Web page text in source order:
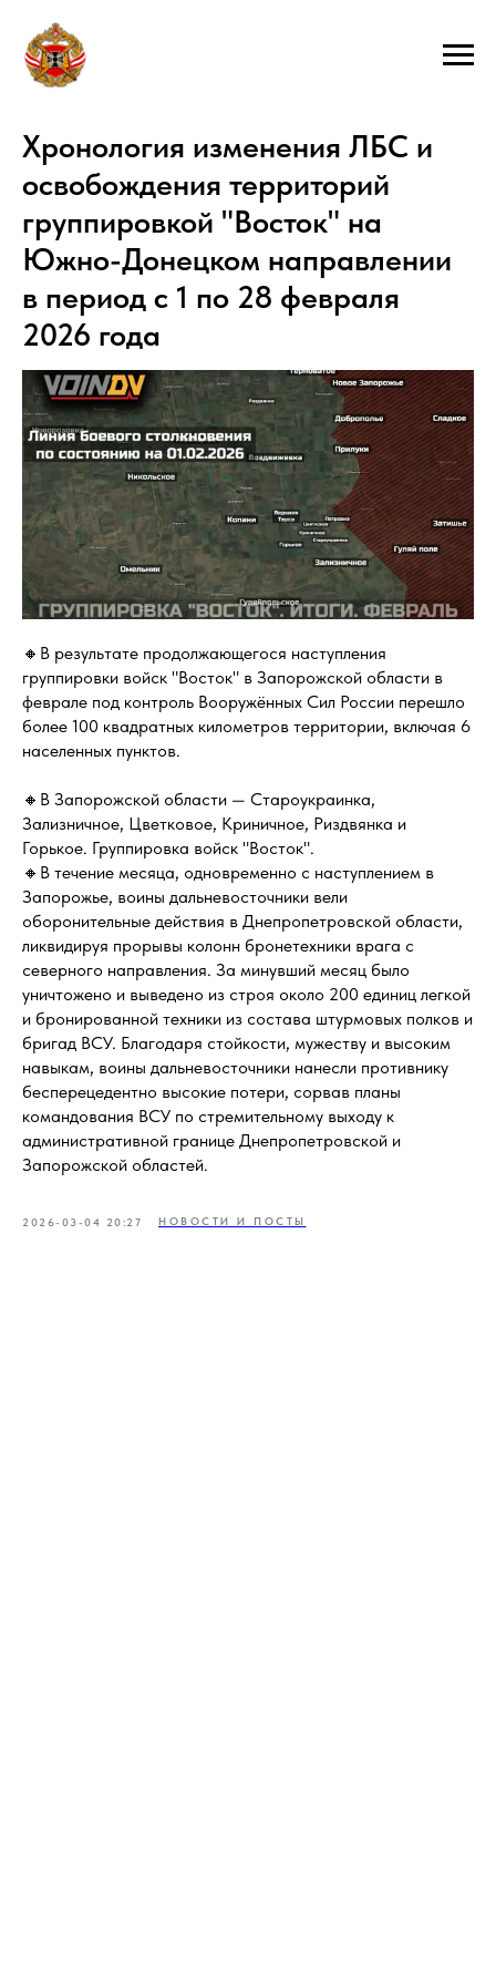
Хронология изменения ЛБС и
освобождения территорий
группировкой "Восток" на
Южно-Донецком направлении
в период с 1 по 28 февраля
2026 года
🔸В результате продолжающегося наступления
группировки войск "Восток" в Запорожской области в
феврале под контроль Вооружённых Сил России перешло
более 100 квадратных километров территории, включая 6
населенных пунктов.
🔸В Запорожской области — Староукраинка,
Зализничное, Цветковое, Криничное, Риздвянка и
Горькое. Группировка войск "Восток".
🔸В течение месяца, одновременно с наступлением в
Запорожье, воины дальневосточники вели
оборонительные действия в Днепропетровской области,
ликвидируя прорывы колонн бронетехники врага с
северного направления. За минувший месяц было
уничтожено и выведено из строя около 200 единиц легкой
и бронированной техники из состава штурмовых полков и
бригад ВСУ. Благодаря стойкости, мужеству и высоким
навыкам, воины дальневосточники нанесли противнику
бесперецедентно высокие потери, сорвав планы
командования ВСУ по стремительному выходу к
административной границе Днепропетровской и
Запорожской областей.
2026-03-04 20:27 НОВОСТИ И ПОСТЫ